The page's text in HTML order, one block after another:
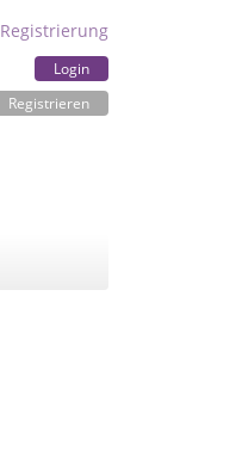
Registrierung
Login
Registrieren